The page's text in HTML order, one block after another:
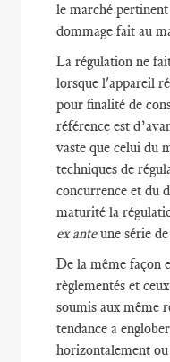
le marché
dommage fait au
La régulation ne
lorsque l'appareil
pour finalité de
référence est
vaste que celui du
techniques de
concurrence et du
maturité la
ex anteune série
De la même façon
règlementés et
soumis aux même
tendance a
horizontalement